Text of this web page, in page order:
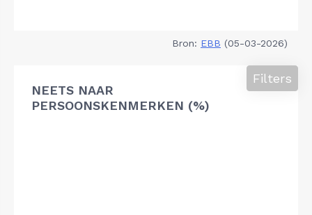
Bron: EBB (05-03-2026)
NEETS NAAR
PERSOONSKENMERKEN (%)
Filters